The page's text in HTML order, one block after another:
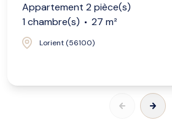
Appartement 2 pièce(s)
1 chambre(s)
27 m²
Lorient (56100)